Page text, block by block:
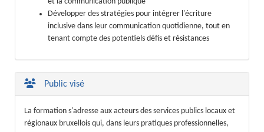
Développer des stratégies pour intégrer l'écriture
inclusive dans leur communication quotidienne, tout en
tenant compte des potentiels défis et résistances
Public visé
La formation s'adresse aux acteurs des services publics locaux et
régionaux bruxellois qui, dans leurs pratiques professionnelles,